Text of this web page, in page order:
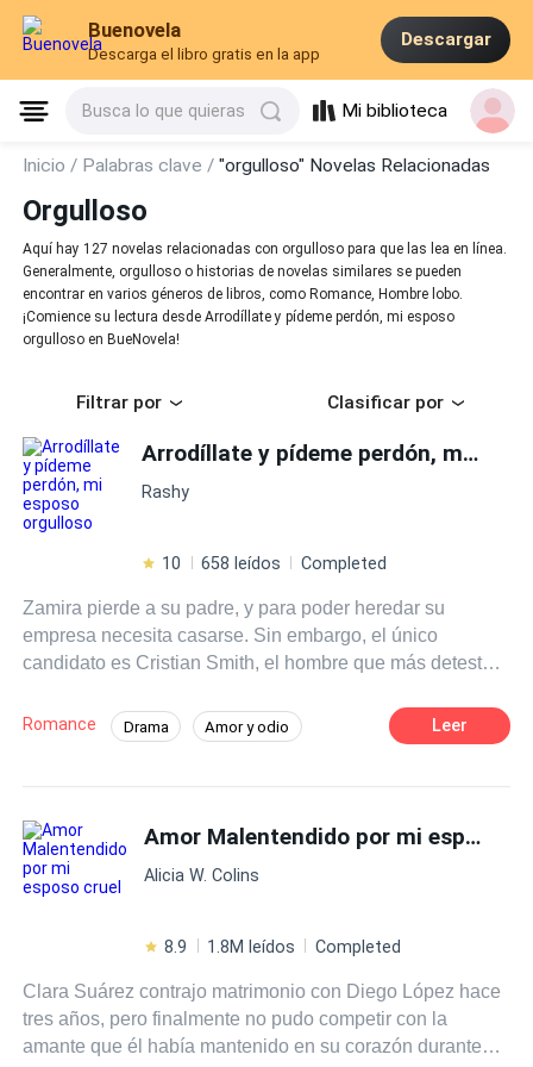
Buenovela
Descarga el libro gratis en la app
Descargar
Busca lo que quieras Mi biblioteca
Inicio / Palabras clave /"orgulloso" Novelas Relacionadas
Orgulloso
Aquí hay 127 novelas relacionadas con orgulloso para que las lea en línea.
Generalmente, orgulloso o historias de novelas similares se pueden
encontrar en varios géneros de libros, como Romance, Hombre lobo.
¡Comience su lectura desde Arrodíllate y pídeme perdón, mi esposo
orgulloso en BueNovela!
Filtrar por Clasificar por
Arrodíllate y pídeme perdón, mi esposo
Rashy
10 658 leídos Completed
Zamira pierde a su padre, y para poder heredar su
empresa necesita casarse. Sin embargo, el único
candidato es Cristian Smith, el hombre que más detesta y
por contrato unirá a dos personas que ya tuvieron la
oportunidad de amarse, pero todo terminó en rencor.
¿Podrá Zamira soportar tres años casada con alguien tan
irritante como Cristian Smith?
Romance Drama Amor y odio
Protagonista femenina fuerte
Arrepentimiento
Leer
Amor Malentendido por mi esposo cruel
Alicia W. Colins
8.9 1.8M leídos Completed
Clara Suárez contrajo matrimonio con Diego López hace
tres años, pero finalmente no pudo competir con la
amante que él había mantenido en su corazón durante